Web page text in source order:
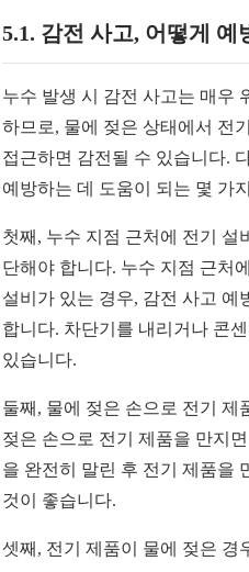
5.1. 감전 사고, 어떻게 예
누수 발생 시 감전 사고는 매우
하므로, 물에 젖은 상태에서 전
접근하면 감전될 수 있습니다.
예방하는 데 도움이 되는 몇 가
첫째, 누수 지점 근처에 전기 설
단해야 합니다. 누수 지점 근처
설비가 있는 경우, 감전 사고 예
합니다. 차단기를 내리거나 콘
있습니다.
둘째, 물에 젖은 손으로 전기 제
젖은 손으로 전기 제품을 만지
을 완전히 말린 후 전기 제품을
것이 좋습니다.
셋째, 전기 제품이 물에 젖은 경